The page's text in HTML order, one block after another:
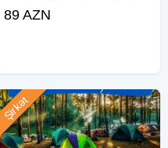
YAYLASI Qiymət: Otel Binasında
89 AZN
Şirkət